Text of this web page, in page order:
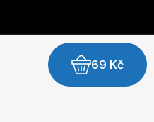
69 Kč